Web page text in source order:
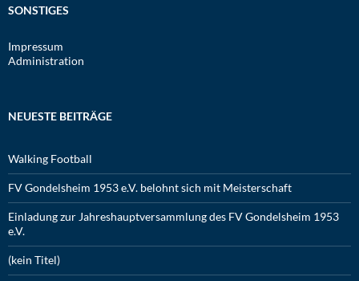
SONSTIGES
Impressum
Administration
NEUESTE BEITRÄGE
Walking Football
FV Gondelsheim 1953 e.V. belohnt sich mit Meisterschaft
Einladung zur Jahreshauptversammlung des FV Gondelsheim 1953
e.V.
(kein Titel)